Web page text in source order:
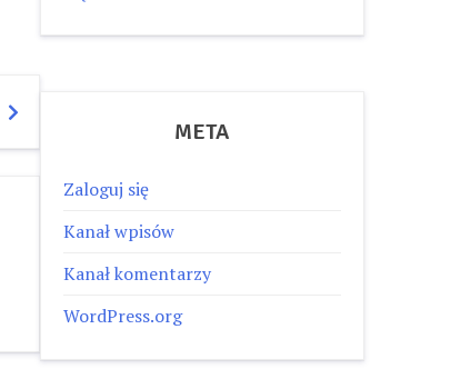
META
Zaloguj się
Kanał wpisów
Kanał komentarzy
WordPress.org